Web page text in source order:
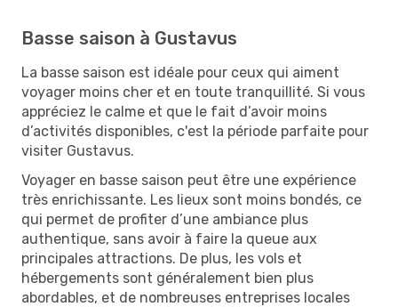
Basse saison à Gustavus
La basse saison est idéale pour ceux qui aiment
voyager moins cher et en toute tranquillité. Si vous
appréciez le calme et que le fait d’avoir moins
d’activités disponibles, c'est la période parfaite pour
visiter Gustavus.
Voyager en basse saison peut être une expérience
très enrichissante. Les lieux sont moins bondés, ce
qui permet de profiter d’une ambiance plus
authentique, sans avoir à faire la queue aux
principales attractions. De plus, les vols et
hébergements sont généralement bien plus
abordables, et de nombreuses entreprises locales